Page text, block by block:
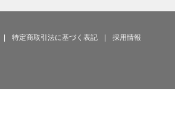
特定商取引法に基づく表記 採用情報